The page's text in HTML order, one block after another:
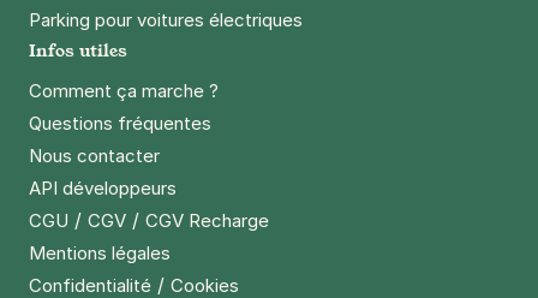
Parking pour voitures électriques
Infos utiles
Comment ça marche ?
Questions fréquentes
Nous contacter
API développeurs
CGU / CGV / CGV Recharge
Mentions légales
Confidentialité / Cookies